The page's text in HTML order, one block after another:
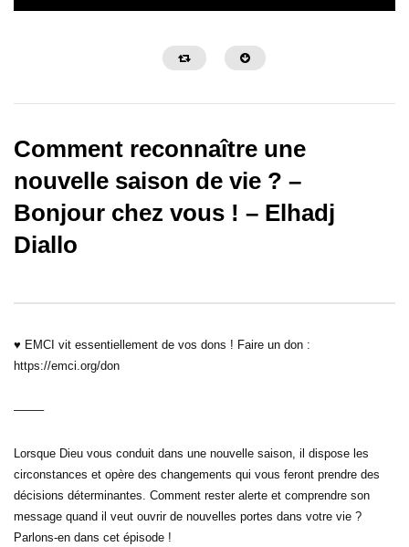
32:29 30:26
Comment reconnaître une
nouvelle saison de vie ? –
Bonjour chez vous ! – Elhadj
Diallo
♥ EMCI vit essentiellement de vos dons ! Faire un don :
https://emci.org/don
——–
Lorsque Dieu vous conduit dans une nouvelle saison, il dispose les
circonstances et opère des changements qui vous feront prendre des
décisions déterminantes. Comment rester alerte et comprendre son
message quand il veut ouvrir de nouvelles portes dans votre vie ?
Parlons-en dans cet épisode !